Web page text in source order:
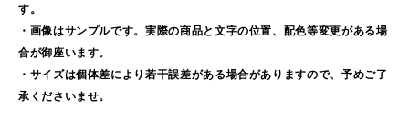
す。
・画像はサンプルです。実際の商品と文字の位置、配色等変更がある場
合が御座います。
・サイズは個体差により若干誤差がある場合がありますので、予めご了
承くださいませ。